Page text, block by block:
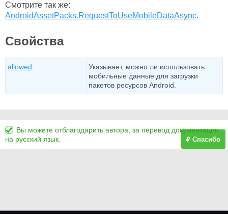
Смотрите так же:
AndroidAssetPacks.RequestToUseMobileDataAsync.
Свойства
allowed
Указывает, можно ли использовать
мобильные данные для загрузки
пакетов ресурсов Android.
Вы можете отблагодарить автора, за перевод документации
на русский язык.
₽ Спасибо